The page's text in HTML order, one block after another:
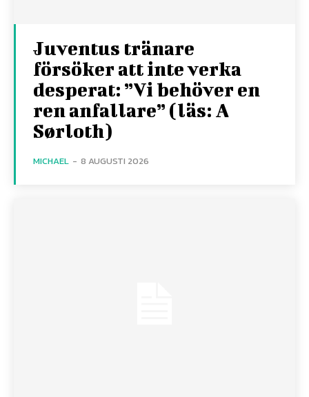
Juventus tränare
försöker att inte verka
desperat: ”Vi behöver en
ren anfallare” (läs: A
Sørloth)
MICHAEL - 8 AUGUSTI 2026